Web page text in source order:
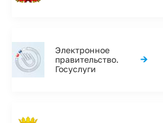
Электронное
правительство.
Госуслуги
→